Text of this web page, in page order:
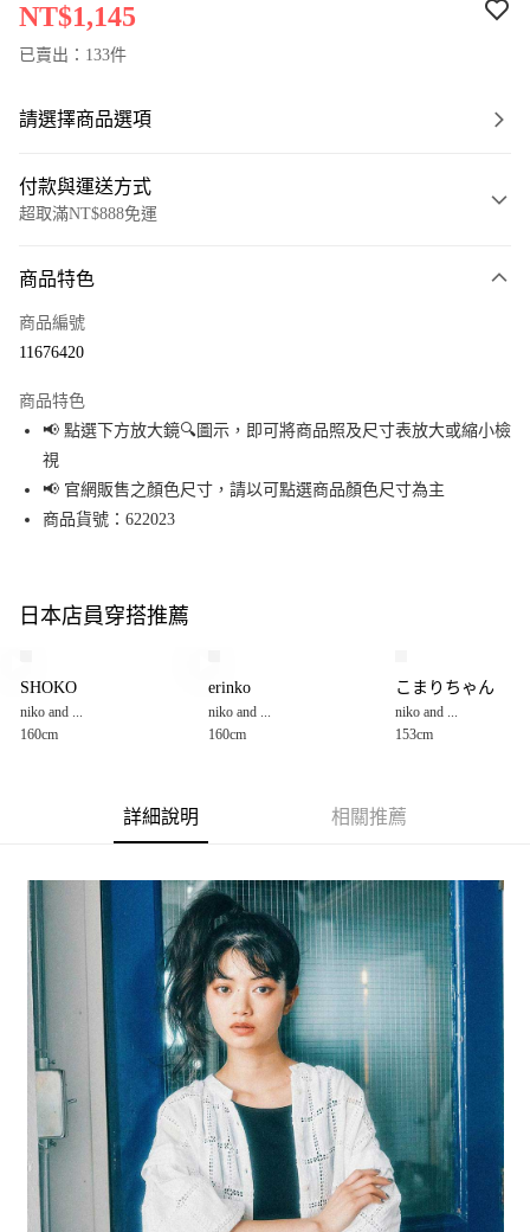
NT$1,145
已賣出：133件
請選擇商品選項
付款與運送方式
超取滿NT$888免運
信用卡一次付款
Apple Pay
街口支付
悠遊付
全盈+PAY
1.本服務由台灣大哥大提供，台灣大哥大用戶可立即使用無須另外申請。
2.付款方式選擇「大哥付你分期」，訂單成立後會自動跳轉到大哥付的交易
3.實際核准額度、可分期數及費用金額請依後續交易確認頁面所載為準。
4.訂單成立30分鐘內，如未前往確認交易或遇審核未通過，訂單將自動取
消。如遇「轉專審核」未通過狀況，表示未達大哥付你分期系統評分，恕無
【繳款方式說明】
1.分期款項不併入電信帳單，「大哥付你分期」於每月結算日後寄送繳費提
醒簡訊。
2.透過簡訊連結打開帳單後，可選擇「超商條碼／台灣大直營門市／銀行轉
帳／街口支付／iPASS MONEY」等通路繳費。
【注意事項】
1.本服務係由「台灣大哥大股份有限公司」（以下簡稱本公司）所提供，讓
用戶於交易時，得透過本服務購買商品或服務，並由商店將買賣／分期付款
買賣價金債權讓與本公司後，依約使用本公司帳單繳交帳款。
2.基於同意付款使用「大哥付你分期」之契約關係目的，商店將以您的個人
資料（包含姓名、電話或地址）提供予台灣大哥大進項蒐集、處理及利用，
由本公司與您本人進行分期帳單所需資料之確認、核對及更正。
3.完整用戶服務條款，請詳閱以下連結：
https://oppay.tw/userRule
AFTEE先享後付
３．安心：先確認商品／服務後，再付款。
【「AFTEE先享後付」結帳流程】
１．於結帳方式選擇「AFTEE先享後付」後，將跳轉至「AFTEE先享後付」
結帳頁面，進行簡訊認證並確認金額後，即可完成結帳。
２．訂單成立數日內，您將收到繳費通知簡訊。
３．收到繳費通知簡訊後14天內，點擊此簡訊中的連結，可透過四大超商／
ATM／網路銀行／等多元方式進行付款，方視為交易完成。
※ 請注意：結帳手續完成當下不需立刻繳費，但若您需要取消訂單，請聯絡
購買商品的店家。未經商家同意取消之訂單仍視為有效，需透過AFTEE先享
後付繳納相關費用。
※ 交易是否成功請以「AFTEE先享後付 」之結帳頁面顯示為準，若有關於
是否繳費成功／繳費後需取消欲退款等相關疑問，請聯繫「AFTEE先享後付
客戶支援中心」
https://netprotections.freshdesk.com/support/home
【注意事項】
１．透過由恩沛科技股份有限公司提供之「AFTEE先享後付」服務完成之交
全家 取貨付款
每筆NT$80，滿NT$888(含以上)免運費
付款後 全家取貨
每筆NT$80，滿NT$888(含以上)免運費
7-11 取貨付款
每筆NT$80，滿NT$1,500(含以上)免運費
付款後 7-11取貨
每筆NT$80，滿NT$1,500(含以上)免運費
宅配
每筆NT$80，滿NT$1,500(含以上)免運費
商品特色
商品編號
11676420
商品特色
📢 點選下方放大鏡🔍圖示，即可將商品照及尺寸表放大或縮小檢
視
📢 官網販售之顏色尺寸，請以可點選商品顏色尺寸為主
商品貨號：622023
日本店員穿搭推薦
SHOKO
niko and ...
160cm
erinko
niko and ...
160cm
こまりちゃん
niko and ...
153cm
詳細說明 相關推薦